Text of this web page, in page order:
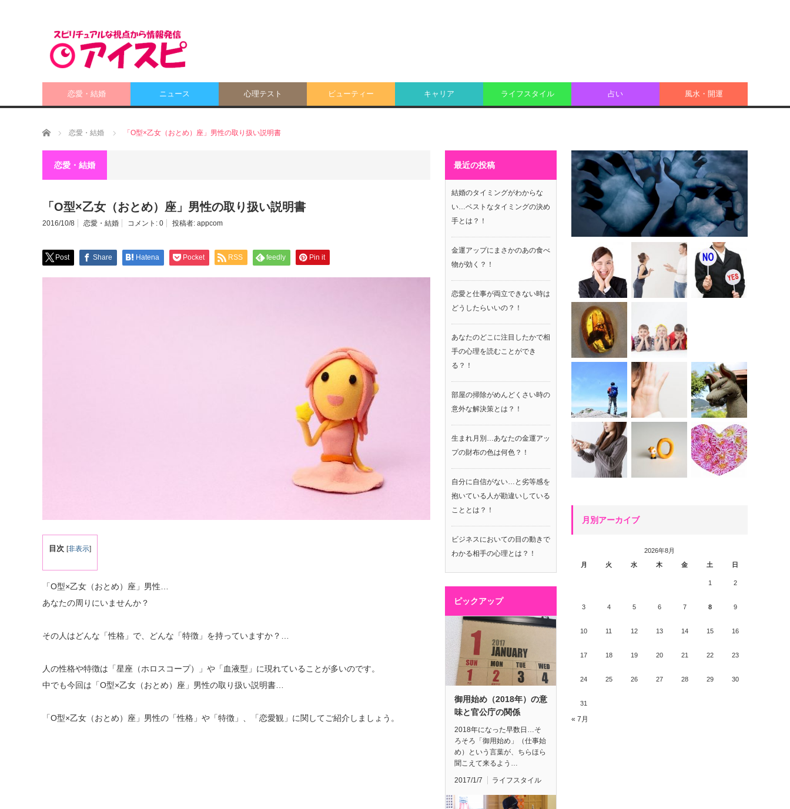
恋愛・結婚 ニュース 心理テスト ビューティー キャリア ライフスタイル 占い 風水・開運
ホーム 恋愛・結婚 「O型×乙女（おとめ）座」男性の取り扱い説明書
恋愛・結婚
「O型×乙女（おとめ）座」男性の取り扱い説明書
2016/10/8 恋愛・結婚 コメント: 0 投稿者: appcom
Post Share Hatena Pocket RSS feedly Pin it
目次 [非表示]
「O型×乙女（おとめ）座」男性…
あなたの周りにいませんか？
その人はどんな「性格」で、どんな「特徴」を持っていますか？…
人の性格や特徴は「星座（ホロスコープ）」や「血液型」に現れていることが多いのです。
中でも今回は「O型×乙女（おとめ）座」男性の取り扱い説明書…
「O型×乙女（おとめ）座」男性の「性格」や「特徴」、「恋愛観」に関してご紹介しましょう。
最近の投稿
結婚のタイミングがわからな
い…ベストなタイミングの決め
手とは？！
金運アップにまさかのあの食べ
物が効く？！
恋愛と仕事が両立できない時は
どうしたらいいの？！
あなたのどこに注目したかで相
手の心理を読むことができ
る？！
部屋の掃除がめんどくさい時の
意外な解決策とは？！
生まれ月別…あなたの金運アッ
プの財布の色は何色？！
自分に自信がない…と劣等感を
抱いている人が勘違いしている
こととは？！
ビジネスにおいての目の動きで
わかる相手の心理とは？！
ピックアップ
御用始め（2018年）の意
味と官公庁の関係
2018年になった早数日…そ
ろそろ「御用始め」（仕事始
め）という言葉が、ちらほら
聞こえて来るよう…
2017/1/7 ライフスタイル
月別アーカイブ
2026年8月
月
火 水 木 金 土 日
1 2
3 4 5 6 7 8 9
10 11 12 13 14 15 16
17 18 19 20 21 22 23
24 25 26 27 28 29 30
31
« 7月